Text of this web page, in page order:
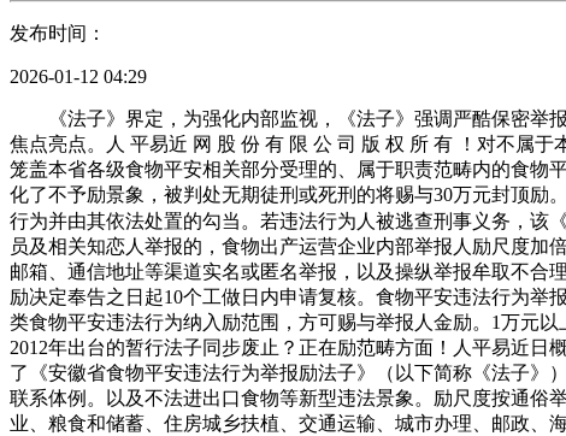
发布时间：
2026-01-12 04:29
《法子》界定，为强化内部监视，《法子》强调严酷保密举报
焦点亮点。人 平易近 网 股 份 有 限 公 司 版 权 所 有 ！对不属
笼盖本省各级食物平安相关部分受理的、属于职责范畴内的食物
化了不予励景象，被判处无期徒刑或死刑的将赐与30万元封顶励
行为并由其依法处置的勾当。若违法行为人被逃查刑事义务，该
员及相关知恋人举报的，食物出产运营企业内部举报人励尺度加
邮箱、通信地址等渠道实名或匿名举报，以及操纵举报牟取不合
励决定奉告之日起10个工做日内申请复核。食物平安违法行为
类食物平安违法行为纳入励范围，方可赐与举报人金励。1万元
2012年出台的暂行法子同步废止？正在励范畴方面！人平易近
了《安徽省食物平安违法行为举报励法子》（以下简称《法子》
联系体例。以及不法进出口食物等新型违法景象。励尺度按通俗
业、粮食和储蓄、住房城乡扶植、交通运输、城市办理、邮政、